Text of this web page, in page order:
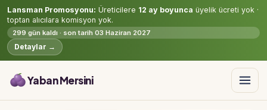
Lansman Promosyonu: Üreticilere 12 ay boyunca üyelik ücreti yok ·
toptan alıcılara komisyon yok.
299 gün kaldı · son tarih 03 Haziran 2027
Detaylar →
Yaban Mersini